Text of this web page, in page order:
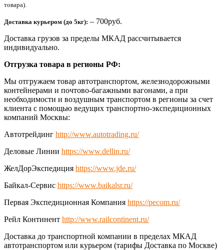
товара).
Доставка курьером (до 5кг): – 700руб.
Доставка грузов за пределы МКАД рассчитывается
индивидуально.
Отгрузка товара в регионы РФ:
Мы отгружаем товар автотранспортом, железнодорожными
контейнерами и почтово-багажными вагонами, а при
необходимости и воздушным транспортом в регионы за счет
клиента с помощью ведущих транспортно-экспедиционных
компаний Москвы:
Автотрейдинг http://www.autotrading.ru/
Деловые Линии https://www.dellin.ru/
ЖелДорЭкспедиция https://www.jde.ru/
Байкал-Сервис https://www.baikalsr.ru/
Первая Экспедиционная Компания https://pecom.ru/
Рейл Континент http://www.railcontinent.ru/
Доставка до транспортной компании в пределах МКАД
автотранспортом или курьером (тарифы Доставка по Москве)